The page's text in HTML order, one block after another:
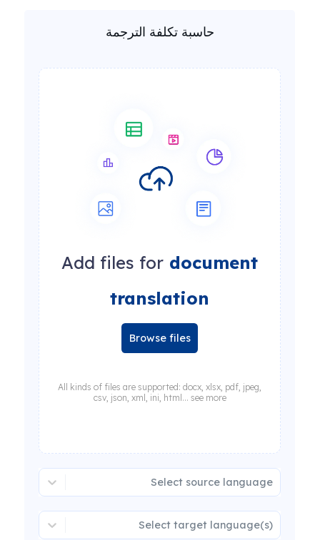
حاسبة تكلفة الترجمة
Add files for document
translation
Browse files
All kinds of files are supported: docx, xlsx, pdf, jpeg,
csv, json, xml, ini, html... see more
Select source language
Select target language(s)